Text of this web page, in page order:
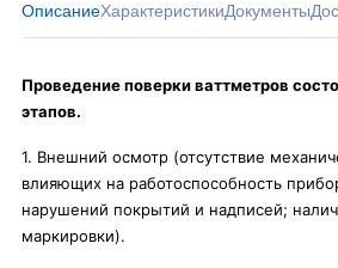
ОписаниеХарактеристикиДокументы
Проведение поверки ваттметров
этапов.
1. Внешний осмотр (отсутствие
влияющих на работоспособность
нарушений покрытий и надписей;
маркировки).